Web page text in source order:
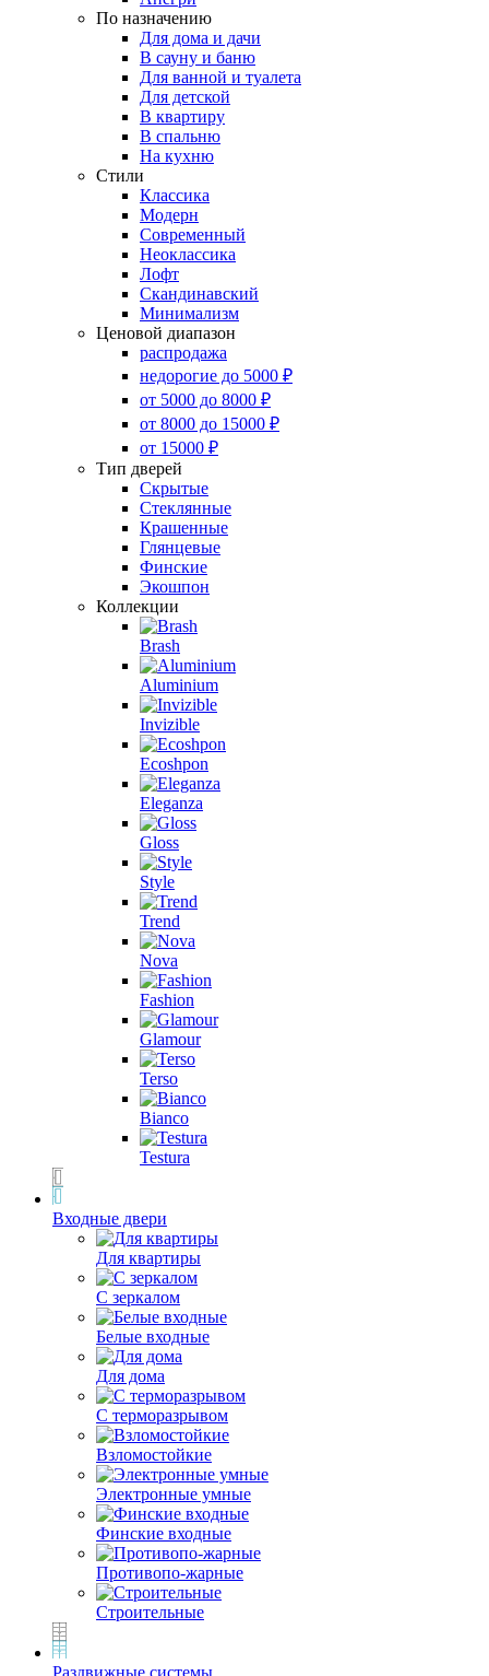
По назначению
Для дома и дачи
В сауну и баню
Для ванной и туалета
Для детской
В квартиру
В спальню
На кухню
Стили
Классика
Модерн
Современный
Неоклассика
Лофт
Скандинавский
Минимализм
Ценовой диапазон
распродажа
недорогие до 5000 ₽
от 5000 до 8000 ₽
от 8000 до 15000 ₽
от 15000 ₽
Тип дверей
Скрытые
Стеклянные
Крашенные
Глянцевые
Финские
Экошпон
Коллекции
Brash
Aluminium
Invizible
Ecoshpon
Eleganza
Gloss
Style
Trend
Nova
Fashion
Glamour
Terso
Bianco
Testura
Входные двери
Для квартиры
С зеркалом
Белые входные
Для дома
С терморазрывом
Взломостойкие
Электронные умные
Финские входные
Противопо-жарные
Строительные